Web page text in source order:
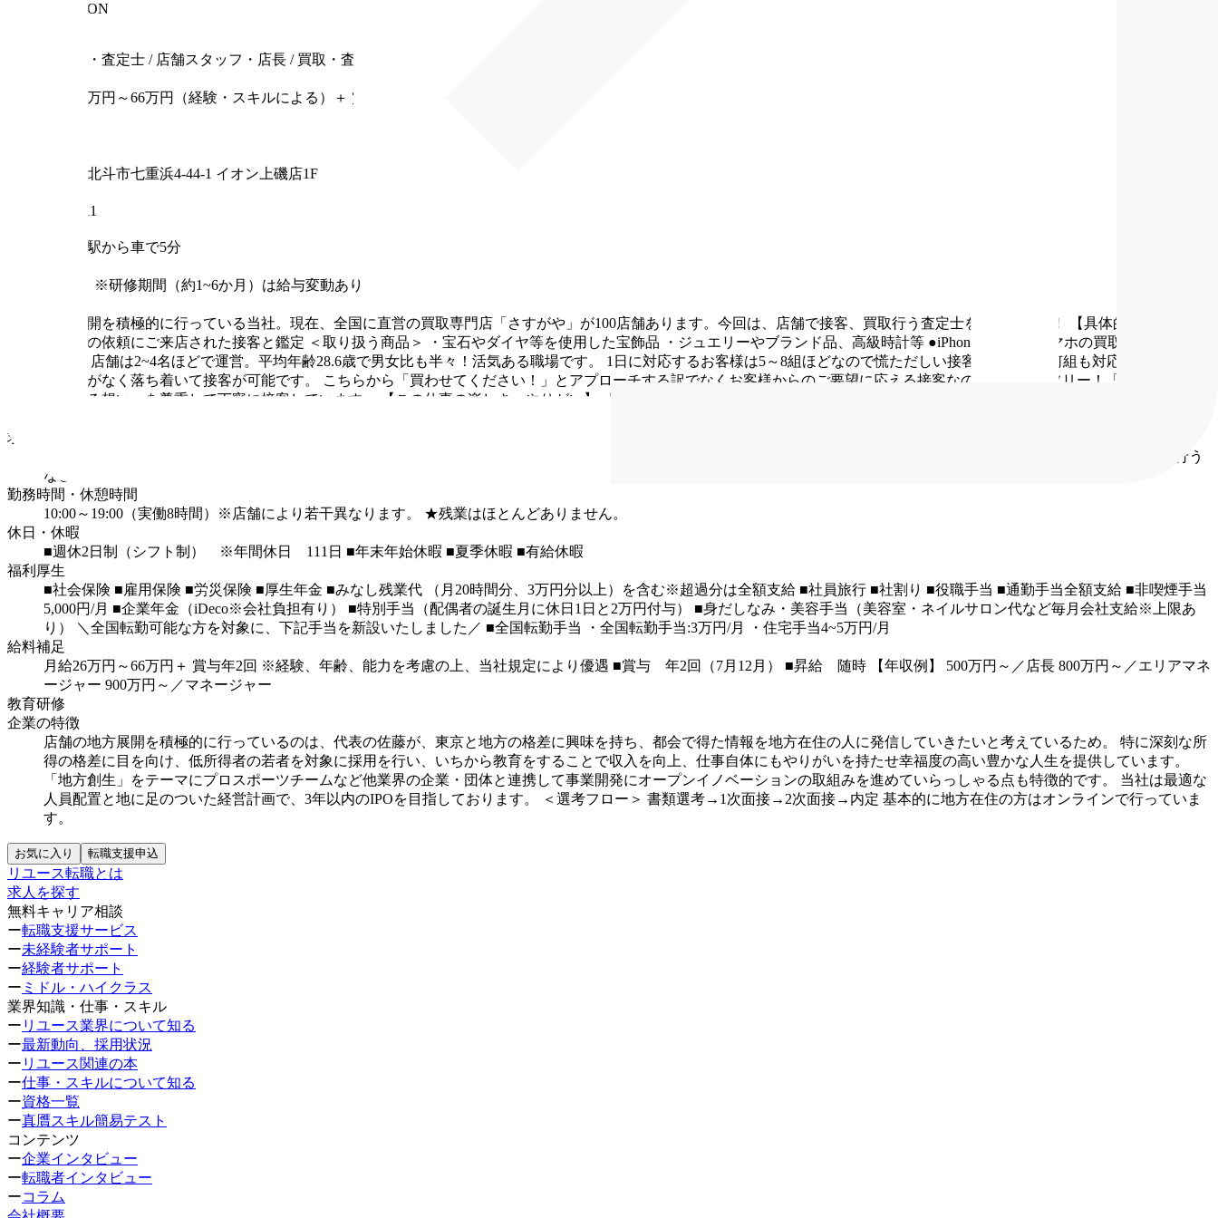
INFORMATION
鑑定士・査定士 / 店舗スタッフ・店長 / 買取・査定 / 個人営業
月給26万円～66万円（経験・スキルによる）＋ 賞与
北海道北斗市七重浜4-44-1 イオン上磯店1F
049-0111
七重浜駅から車で5分
3ヶ月 ※研修期間（約1~6か月）は給与変動あり
地方展開を積極的に行っている当社。現在、全国に直営の買取専門店「さすがや」が100店舗あります。今回は、店舗で接客、買取行う査定士を募集します！
【具体的には】
取査定の依頼にご来店された接客と鑑定 ＜取り扱う商品＞ ・宝石やダイヤ等を使用した宝飾品 ・ジュエリーやブランド品、高級時計等 ●iPhoneの修理、スマホの買取
店舗は2~4名ほどで運営。平均年齢28.6歳で男女比も半々！活気ある職場です。
1日に対応するお客様は5～8組ほどなので慌ただしい接客、短時間で何組も対応が必要といっ
たことがなく落ち着いて接客が可能です。
こちらから「買わせてください！」とアプローチする訳でなくお客様からのご要望に応える接客なのでストレスフリー！「お客様の商品
に対する想い」を尊重して丁寧に接客しています。
【この仕事の楽しさ・やりがい】 「あなたに接客してもらえて良かった」との嬉しい声がやりがいにも繋がります。
求める人材
スタート時に東京で二週間の研修などを行う
など、未経験からでも安心してスタートできます！
勤務時間・休憩時間
10:00～19:00（実働8時間）※店舗により若干異なります。
★残業はほとんどありません。
休日・休暇
■週休2日制（シフト制） ※年間休日 111日 ■年末年始休暇 ■夏季休暇 ■有給休暇
福利厚生
■社会保険 ■雇用保険 ■労災保険 ■厚生年金 ■みなし残業代 （月20時間分、3万円分以上）を含む※超過分は全額支給 ■社員旅行 ■社割り ■役職手当 ■通勤手当全額支給 ■非喫煙手当
5,000円/月 ■企業年金（iDeco※会社負担有り） ■特別手当（配偶者の誕生月に休日1日と2万円付与）
■身だしなみ・美容手当（美容室・ネイルサロン代など毎月会社支給※上限あ
り）
＼全国転勤可能な方を対象に、下記手当を新設いたしました／ ■全国転勤手当 ・全国転勤手当:3万円/月
・住宅手当4~5万円/月
給料補足
月給26万円～66万円＋ 賞与年2回 ※経験、年齢、能力を考慮の上、当社規定により優遇 ■賞与 年2回（7月12月） ■昇給 随時 【年収例】 500万円～／店長 800万円～／エリアマネ
ージャー 900万円～／マネージャー
教育研修
企業の特徴
店舗の地方展開を積極的に行っているのは、代表の佐藤が、東京と地方の格差に興味を持ち、都会で得た情報を地方在住の人に発信していきたいと考えているため。
特に深刻な所
得の格差に目を向け、低所得者の若者を対象に採用を行い、いちから教育をすることで収入を向上、仕事自体にもやりがいを持たせ幸福度の高い豊かな人生を提供しています。
「地方創生」をテーマにプロスポーツチームなど他業界の企業・団体と連携して事業開発にオープンイノベーションの取組みを進めていらっしゃる点も特徴的です。
当社は最適な
人員配置と地に足のついた経営計画で、3年以内のIPOを目指しております。
＜選考フロー＞ 書類選考→1次面接→2次面接→内定 基本的に地方在住の方はオンラインで行っていま
す。
お気に入り 転職支援申込
リユース転職とは
求人を探す
無料キャリア相談
ー転職支援サービス
ー未経験者サポート
ー経験者サポート
ー ミドル・ハイクラス
業界知識・仕事・スキル
ー リユース業界について知る
ー最新動向、採用状況
ー リユース関連の本
ー仕事・スキルについて知る
ー資格一覧
ー真贋スキル簡易テスト
コンテンツ
ー企業インタビュー
ー転職者インタビュー
ーコラム